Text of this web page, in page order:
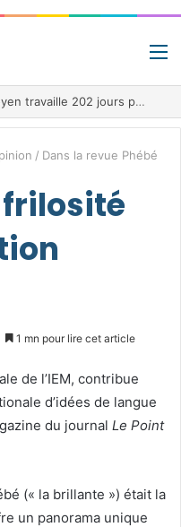
Pourquoi un salarié français moyen travaille 202 jours par an pour financer impôts et cotisations, un record dans toute l’Union européenne
/ Dans la revue Phébé
frilosité
1 mn pour lire cet article
de l’IEM, contribue
d’idées de langue
du journal Le Point
(« la brillante ») était la
un panorama unique